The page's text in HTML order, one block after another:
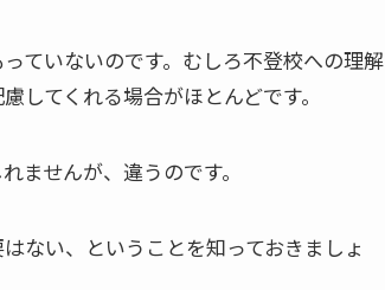
ていないのです。むしろ不登校への理解
してくれる場合がほとんどです。
ませんが、違うのです。
ない、ということを知っておきましょ